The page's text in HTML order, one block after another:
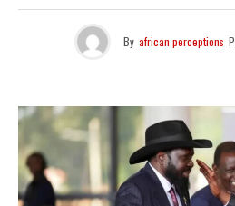
By african perceptions